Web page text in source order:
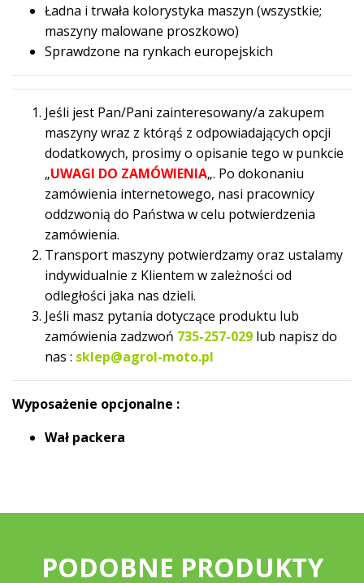
Ładna i trwała kolorystyka maszyn (wszystkie;
maszyny malowane proszkowo)
Sprawdzone na rynkach europejskich
Jeśli jest Pan/Pani zainteresowany/a zakupem
maszyny wraz z którąś z odpowiadających opcji
dodatkowych, prosimy o opisanie tego w punkcie
„UWAGI DO ZAMÓWIENIA„. Po dokonaniu
zamówienia internetowego, nasi pracownicy
oddzwonią do Państwa w celu potwierdzenia
zamówienia.
Transport maszyny potwierdzamy oraz ustalamy
indywidualnie z Klientem w zależności od
odległości jaka nas dzieli.
Jeśli masz pytania dotyczące produktu lub
zamówienia zadzwoń 735-257-029 lub napisz do
nas : sklep@agrol-moto.pl
Wyposażenie opcjonalne :
Wał packera
PODOBNE PRODUKTY